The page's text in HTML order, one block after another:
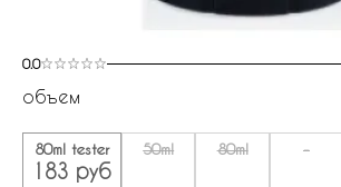
0.0
объем
80ml tester
183 руб
50ml 80ml -